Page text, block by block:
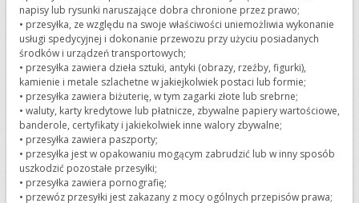
napisy lub rysunki naruszające dobra chronione przez prawo;
• przesyłka, ze względu na swoje właściwości uniemożliwia wykonanie
usługi spedycyjnej i dokonanie przewozu przy użyciu posiadanych
środków i urządzeń transportowych;
• przesyłka zawiera dzieła sztuki, antyki (obrazy, rzeźby, figurki),
kamienie i metale szlachetne w jakiejkolwiek postaci lub formie;
• przesyłka zawiera biżuterię, w tym zagarki złote lub srebrne;
• waluty, karty kredytowe lub płatnicze, zbywalne papiery wartościowe,
banderole, certyfikaty i jakiekolwiek inne walory zbywalne;
• przesyłka zawiera paszporty;
• przesyłka jest w opakowaniu mogącym zabrudzić lub w inny sposób
uszkodzić pozostałe przesyłki;
• przesyłka zawiera pornografię;
• przewóz przesyłki jest zakazany z mocy ogólnych przepisów prawa;